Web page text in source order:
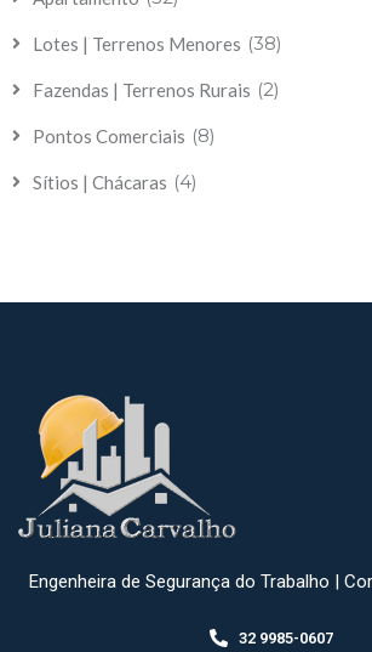
Lotes | Terrenos Menores (38)
Fazendas | Terrenos Rurais (2)
Pontos Comerciais (8)
Sítios | Chácaras (4)
Engenheira de Segurança do Trabalho |
32 9985-0607